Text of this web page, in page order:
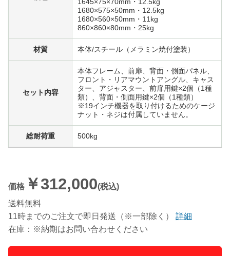
1680×575×50mm・12.5kg
1680×560×50mm・11kg
860×860×80mm・25kg
材質 本体/スチール（メラミン焼付塗装）
セット内容
本体フレーム、前扉、背面・側面パネル、
フロント・リアマウントアングル、キャス
ター、アジャスター、前扉用鍵×2個（1種
類）、背面・側面用鍵×2個（1種類）
※19インチ機器を取り付けるためのケージ
ナット・ネジは付属していません。
総耐荷重 500kg
価格 ￥312,000(税込)
送料無料
11時までのご注文で即日発送（※一部除く）
詳細
在庫：※納期はお問い合わせください